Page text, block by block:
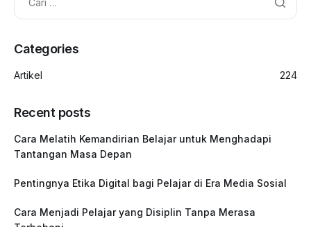
Categories
Artikel 224
Recent posts
Cara Melatih Kemandirian Belajar untuk Menghadapi
Tantangan Masa Depan
Pentingnya Etika Digital bagi Pelajar di Era Media Sosial
Cara Menjadi Pelajar yang Disiplin Tanpa Merasa